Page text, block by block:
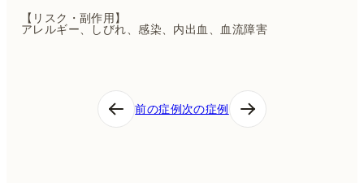
【リスク・副作用】
アレルギー、しびれ、感染、内出血、血流障害⁡
前の症例次の症例